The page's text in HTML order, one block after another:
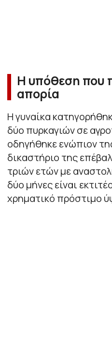
Η υπόθεση που
απορία
Η γυναίκα
δύο πυρκαγιών σε
οδηγήθηκε ενώπιον
δικαστήριο της
τριών ετών με
δύο μήνες είναι
χρηματικό πρόστιμο